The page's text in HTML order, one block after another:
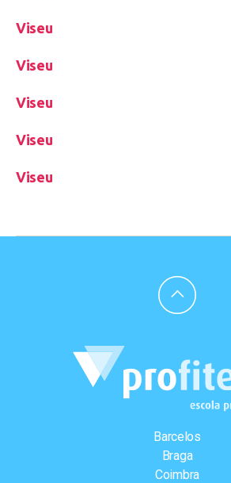
Viseu
Viseu
Viseu
Viseu
Viseu
Barcelos
Braga
Coimbra